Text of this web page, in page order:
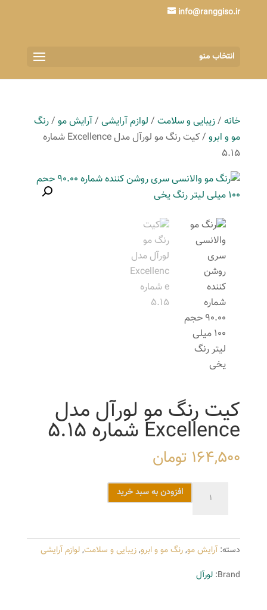
info@ranggiso.ir
انتخاب منو
خانه/زیبایی و سلامت/ لوازم آرایشی/آرایش مو/رنگ
مو و ابرو
/ کیت رنگ مو لورآل مدل Excellence شماره
5.15
کیت رنگ مو لورآل مدل
Excellence شماره 5.15
164,500 تومان
لورآل
مدل
Excellence
افزودن به سبد خرید
دسته:آرایش مو,رنگ مو و ابرو,زیبایی و سلامت,لوازم آرایشی
Brand: لورآل